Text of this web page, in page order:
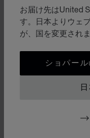
お届け先はUnited
す。日本よりウェ
が、国を変更され
ショパール
新作
スライドに移
スラ
ス